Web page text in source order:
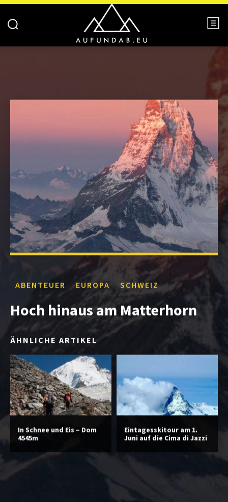
ABENTEUER EUROPA SCHWEIZ
Hoch hinaus am Matterhorn
ÄHNLICHE ARTIKEL
In Schnee und Eis – Dom
4545m
Eintagesskitour am 1.
Juni auf die Cima di Jazzi